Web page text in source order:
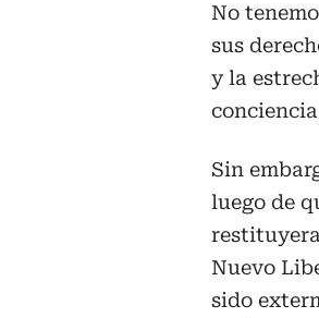
No
sus
y la
Sin
luego de
Nuevo
sido